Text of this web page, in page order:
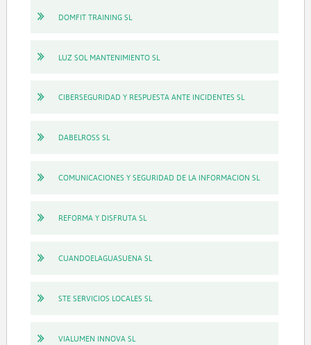
DOMFIT TRAINING SL
LUZ SOL MANTENIMIENTO SL
CIBERSEGURIDAD Y RESPUESTA ANTE INCIDENTES SL
DABELROSS SL
COMUNICACIONES Y SEGURIDAD DE LA INFORMACION SL
REFORMA Y DISFRUTA SL
CUANDOELAGUASUENA SL
STE SERVICIOS LOCALES SL
VIALUMEN INNOVA SL